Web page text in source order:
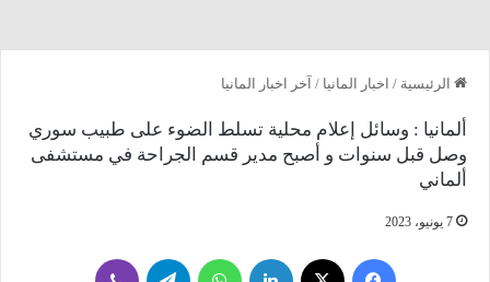
الرئيسية / اخبار المانيا / آخر اخبار المانيا
ألمانيا : وسائل إعلام محلية تسلط الضوء على طبيب سوري
وصل قبل سنوات و أصبح مدير قسم الجراحة في مستشفى
ألماني
7 يونيو، 2023
فيسبوك لينكدإن واتساب تيلقرام